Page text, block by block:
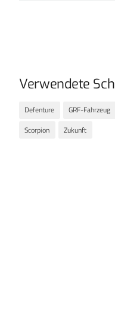
Verwendete
Defenture GRF-Fahrzeug
Scorpion
Zukunft